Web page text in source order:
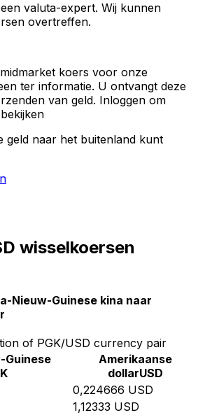
valuta-expert. Wij kunnen
overtreffen.
koers voor onze
ter informatie. U ontvangt deze
van geld. Inloggen om
geld naar het buitenland kunt
wisselkoersen
Nieuw-Guinese kina naar
of PGK/USD currency pair
Guinese
Amerikaanse
dollarUSD
0,224666 USD
1,12333 USD